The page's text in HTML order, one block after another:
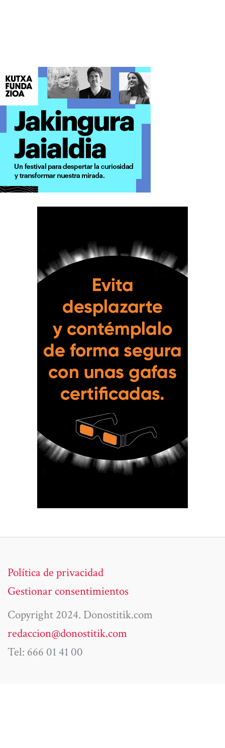
Política de privacidad
Gestionar consentimientos
Copyright 2024. Donostitik.com
redaccion@donostitik.com
Tel: 666 01 41 00